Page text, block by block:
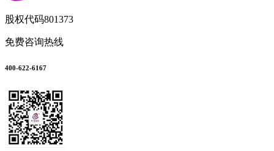
股权代码801373
免费咨询热线
400-622-6167